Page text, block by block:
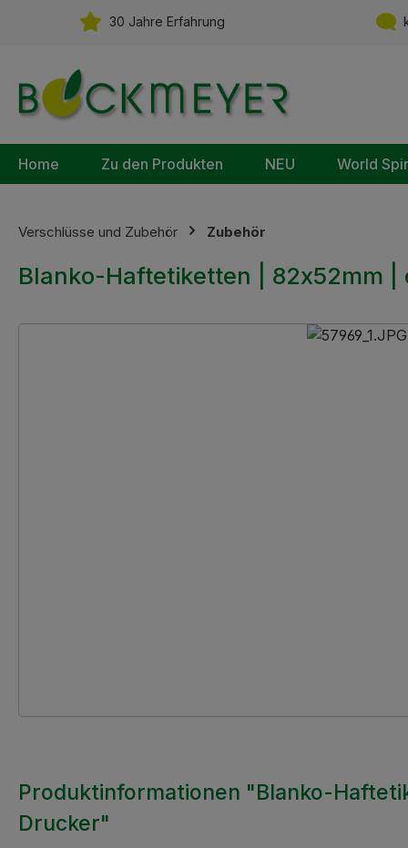
Hauptinhalt springen
Zur Suche springen
Zur Hauptnavigation springen
30 Jahre Erfahrung
Home Zu den Produkten NEU World
Verschlüsse und Zubehör Zubehör
Blanko-Haftetiketten | 82x52mm
Produktinformationen "Blanko-
Drucker"